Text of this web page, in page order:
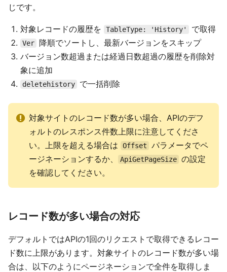
じです。
対象レコードの履歴を TableType: 'History' で取得
Ver
降順でソートし、最新バージョンをスキップ
バージョン数超過または経過日数超過の履歴を削除対
象に追加
deletehistory で一括削除
対象サイトのレコード数が多い場合、APIのデフ
ォルトのレスポンス件数上限に注意してくださ
い。上限を超える場合は
Offset
パラメータでペ
ージネーションするか、
ApiGetPageSize の設定
を確認してください。
レコード数が多い場合の対応
デフォルトではAPIの1回のリクエストで取得できるレコー
ド数に上限があります。対象サイトのレコード数が多い場
合は、以下のようにページネーションで全件を取得しま